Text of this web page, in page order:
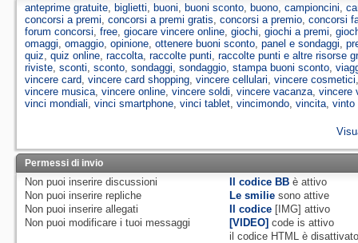
anteprime gratuite biglietti buoni buoni sconto buono campioncini
concorsi a premi concorsi a premi gratis concorsi a premio concorsi
forum concorsi free giocare vincere online giochi giochi a premi
omaggi omaggio opinione ottenere buoni sconto panel e sondaggi
quiz quiz online raccolta raccolte punti raccolte punti e altre risorse
riviste sconti sconto sondaggi sondaggio stampa buoni sconto
vincere card vincere card shopping vincere cellulari vincere cosmetici
vincere musica vincere online vincere soldi vincere vacanza vincere
vinci mondiali vinci smartphone vinci tablet vincimondo vincita vinto
Permessi di invio
Non puoi inserire discussioni
Non puoi inserire repliche
Non puoi inserire allegati
Non puoi modificare i tuoi messaggi
Il codice BB èattivo
Le smilie sono attive
Il codice [IMG]attivo
[VIDEO] code isattivo
il codice HTML è